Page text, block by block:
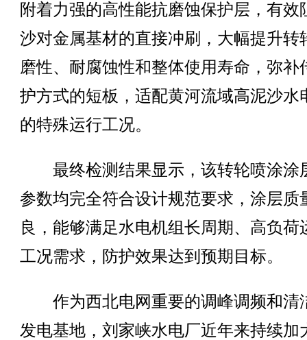
附着力强的高性能抗磨蚀保护层，有效
沙对金属基材的直接冲刷，大幅提升转
磨性、耐腐蚀性和整体使用寿命，弥补
护方式的短板，适配黄河流域高泥沙水
的特殊运行工况。
最终检测结果显示，该转轮喷涂涂
参数均完全符合设计规范要求，涂层质
良，能够满足水电机组长周期、高负荷
工况需求，防护效果达到预期目标。
作为西北电网重要的调峰调频和清
发电基地，刘家峡水电厂近年来持续加